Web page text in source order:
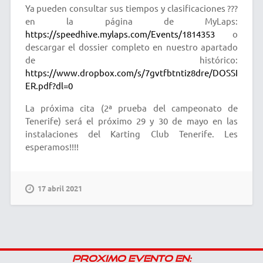
Ya pueden consultar sus tiempos y clasificaciones ???
en la página de MyLaps:
https://speedhive.mylaps.com/Events/1814353o
descargar el dossier completo en nuestro apartado
de histórico:
https://www.dropbox.com/s/7gvtfbtntiz8dre/DOSSI
ER.pdf?dl=0
La próxima cita (2ª prueba del campeonato de
Tenerife) será el próximo 29 y 30 de mayo en las
instalaciones del Karting Club Tenerife. Les
esperamos!!!!
17 abril 2021
PROXIMO EVENTO EN: